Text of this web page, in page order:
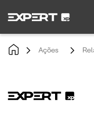
Ações